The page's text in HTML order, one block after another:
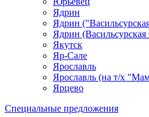
Ядрин
Ядрин
Ядрин
Якутск
Яр-Сале
Ярославль
Ярославль (на т/х
Ярцево
Специальные предложения